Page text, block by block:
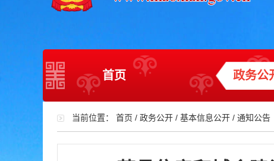
首页 政务公
当前位置： 首页 / 政务公开 / 基本信息公开 / 通知公告